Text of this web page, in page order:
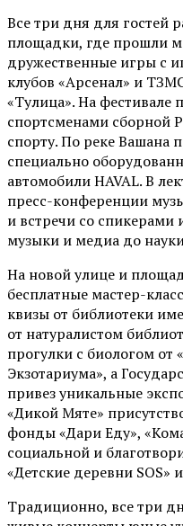
Все три дня для гостей
площадки, где прошли
дружественные игры с
клубов «Арсенал» и
«Тулица». На фестивале
спортсменами сборной
спорту. По реке Вашана
специально
автомобили HAVAL. В
пресс-конференции
и встречи со спикерами
музыки и медиа до
На новой улице и
бесплатные мастер-
квизы от библиотеки
от натуралистом
прогулки с биологом от
Экзотариума», а
привез уникальные
«Дикой Мяте»
фонды «Дари Еду»,
социальной и
«Детские деревни SOS»
Традиционно, все три